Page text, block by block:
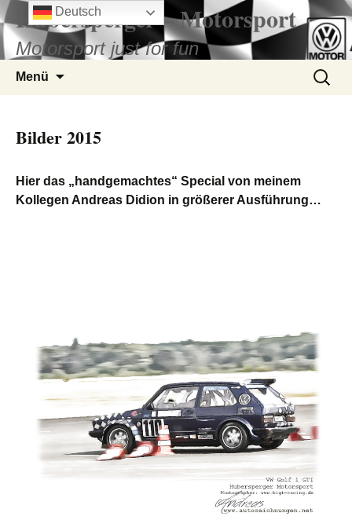
Zum
Inhalt
springen
Hubersperger – Motorsport
Motorsport just for fun
Menü
Suchen
nach:
Bilder 2015
Hier das „handgemachtes“ Special von meinem
Kollegen Andreas Didion in größerer Ausführung…
Deutsch